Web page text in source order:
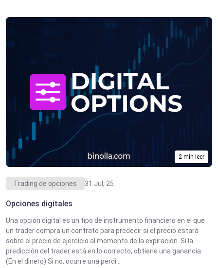
2 min leer
Trading de opciones 31 Jul, 25
Opciones digitales
Una opción digital es un tipo de instrumento financiero en el que
un trader compra un contrato para predecir si el precio estará
sobre el precio de ejercicio al momento de la expiración. Si la
predicción del trader está en lo correcto, obtiene una ganancia
(En el dinero) Si no, ocurre una perdi...